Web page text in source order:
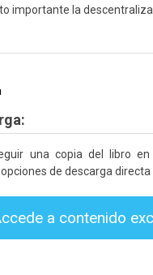
importante la
una copia del libro
de descarga directa
a contenido